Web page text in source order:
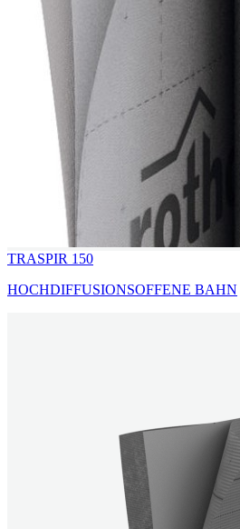
TRASPIR 150
HOCHDIFFUSIONSOFFENE BAHN